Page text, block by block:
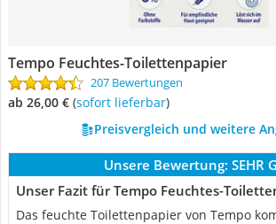
Tempo Feuchtes-Toilettenpapier
207 Bewertungen
ab 26,00 € ( Sofort lieferbar)
Preisvergleich und weitere
Unsere Bewertung: SEHR
Unser Fazit für Tempo Feuchtes-
Das feuchte Toilettenpapier von Tempo